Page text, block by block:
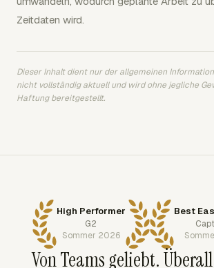
Zeitdaten wird.
Dieser Inhalt dient nur der allgemeinen
nicht vollständig aktuell und wird ohne jegliche
Haftung bereitgestellt.
High Performer
G2
Sommer 2026
Best
Von Teams geliebt.